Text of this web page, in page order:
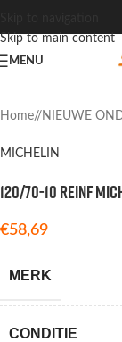
Skip to main content
MENU
Home/ NIEUWE
MICHELIN
120/70-10 REINF
€58,69
MERK
CONDITIE